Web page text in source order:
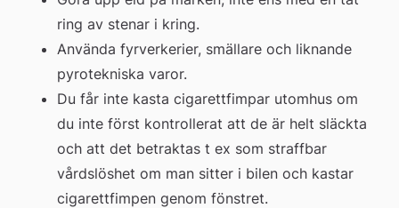
ring av stenar i kring.
Använda fyrverkerier, smällare och liknande
pyrotekniska varor.
Du får inte kasta cigarettfimpar utomhus om
du inte först kontrollerat att de är helt släckta
och att det betraktas t ex som straffbar
vårdslöshet om man sitter i bilen och kastar
cigarettfimpen genom fönstret.